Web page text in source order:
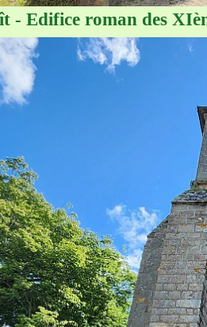
- Edifice roman des